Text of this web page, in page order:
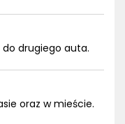
drugiego auta.
oraz w mieście.